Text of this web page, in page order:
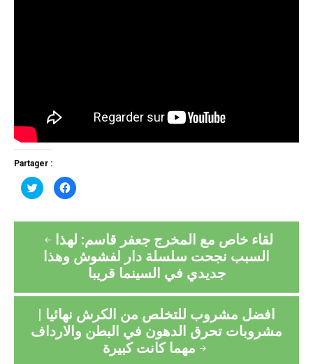
Partager :
Cliquez
pour
partager
Twitter(ouvre
une
nouvelle
fenêtre)
Cliquez
pour
Facebook(ouvre
une
nouvelle
fenêtre)
Navigation
l’article
لقاء خاص مع المخرج جعفر قاسم: لهذا
السبب نجحت سلسلة دار لفشوش وهذا
جديدي في السينما قريبا
افضل مشروب للتخلص من الكرش نهائيا |
مشروبات تحرق الدهون في البطن والارداف
مهما كانت كبيرة